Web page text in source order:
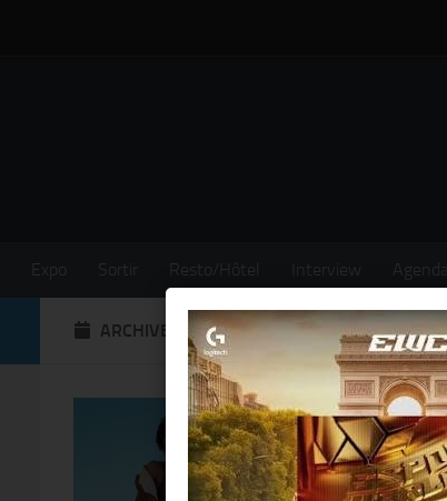
Expo Sortir Resto/Hôtel Interview Agenda
ARCHIVE DU MOIS :MARS 2020